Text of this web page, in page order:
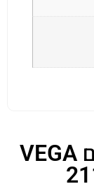
מוצרים דומים לאינטרקום VEGA